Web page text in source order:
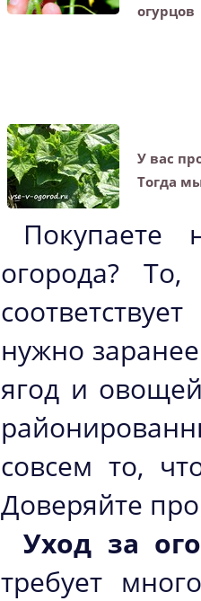
огурцов
У вас
Тогда
огорода?
нужно
ягод и
совсем то,
Доверяйте
Уход за
требует